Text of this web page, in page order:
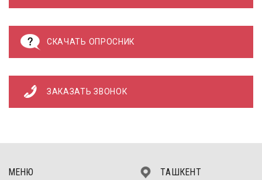
СКАЧАТЬ ОПРОСНИК
ЗАКАЗАТЬ ЗВОНОК
МЕНЮ ТАШКЕНТ